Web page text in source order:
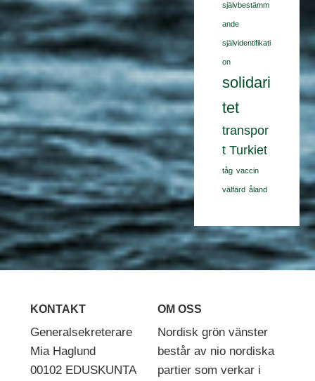
självbestämm
ande
självidentifikati
on
solidari
tet
transpor
t Turkiet
tåg vaccin
välfärd åland
KONTAKT
Generalsekreterare
Mia Haglund
00102 EDUSKUNTA
OM OSS
Nordisk grön vänster
består av nio nordiska
partier som verkar i